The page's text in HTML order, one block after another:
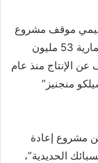
موقف مشروع
إعادة تأهيل مصنع “الفيروسيليكون” بتكلفة استثمارية 53 مليون
عن الإنتاج منذ عام
منجنيز”
من مشروع إعادة
الحديدية”،